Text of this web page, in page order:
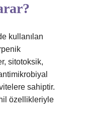
kullanılan
sitotoksik,
sahiptir.
özellikleriyle